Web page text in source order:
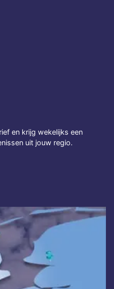
en krijg wekelijks een
uit jouw regio.